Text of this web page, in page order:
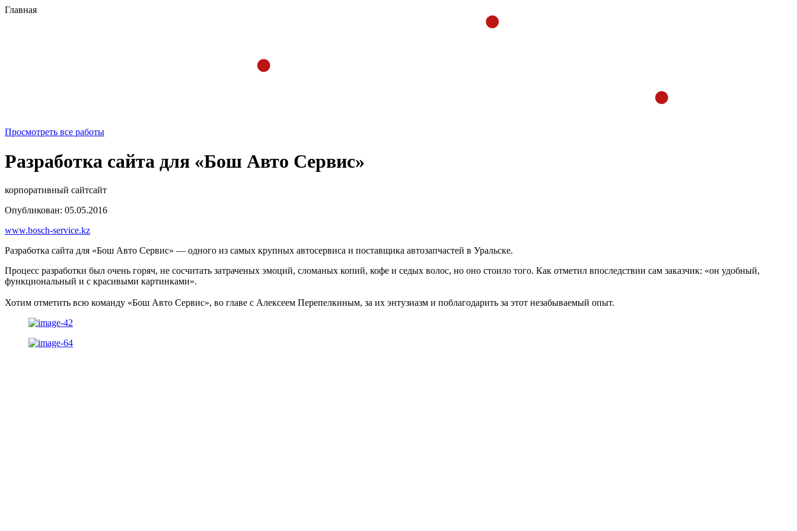
Главная
Просмотреть все работы
Разработка сайта для «Бош Авто Сервис»
корпоративный сайтсайт
Опубликован: 05.05.2016
www.bosch-service.kz
Разработка сайта для «Бош Авто Сервис» — одного из самых крупных автосервиса и поставщика автозапчастей в Уральске.
Процесс разработки был очень горяч, не сосчитать затраченых эмоций, сломаных копий, кофе и седых волос, но оно стоило того. Как отметил впоследствии сам заказчик: «он удобный,
функциональный и с красивыми картинками».
Хотим отметить всю команду «Бош Авто Сервис», во главе с Алексеем Перепелкиным, за их энтузиазм и поблагодарить за этот незабываемый опыт.